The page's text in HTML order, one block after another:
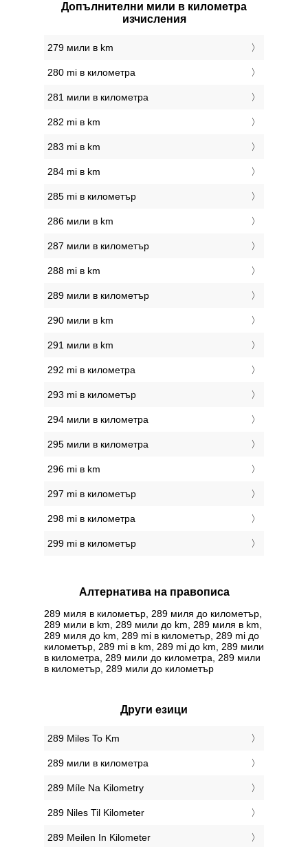
Допълнителни мили в километра
изчисления
279 мили в km
280 mi в километра
281 мили в километра
282 mi в km
283 mi в km
284 mi в km
285 mi в километър
286 мили в km
287 мили в километър
288 mi в km
289 мили в километър
290 мили в km
291 мили в km
292 mi в километра
293 mi в километър
294 мили в километра
295 мили в километра
296 mi в km
297 mi в километър
298 mi в километра
299 mi в километър
Алтернатива на правописа
289 миля в километър, 289 миля до километър,
289 мили в km, 289 мили до km, 289 миля в km,
289 миля до km, 289 mi в километър, 289 mi до
километър, 289 mi в km, 289 mi до km, 289 мили
в километра, 289 мили до километра, 289 мили
в километър, 289 мили до километър
Други езици
‎289 Miles To Km
‎289 мили в километра
‎289 Míle Na Kilometry
‎289 Niles Til Kilometer
‎289 Meilen In Kilometer